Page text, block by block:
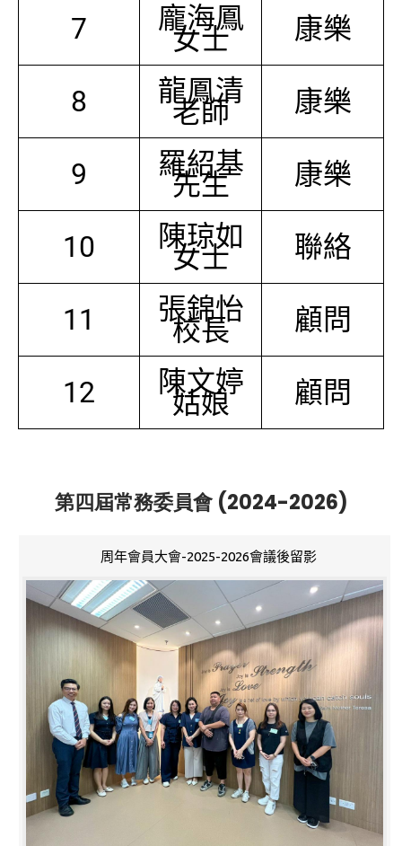
7 龐海鳳
女士 康樂
8 龍鳳清
老師 康樂
9 羅紹基
先生 康樂
10 陳琼如
女士 聯絡
11 張錦怡
校長 顧問
12 陳文婷
姑娘 顧問
第四屆常務委員會 (2024-2026)
周年會員大會-2025-2026會議後留影